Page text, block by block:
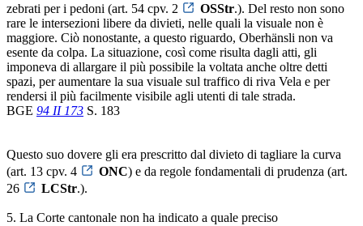
zebrati per i pedoni (art. 54 cpv. 2
OSStr.). Del resto non sono
rare le intersezioni libere da divieti, nelle quali la visuale non è
maggiore. Ciò nonostante, a questo riguardo, Oberhänsli non va
esente da colpa. La situazione, così come risulta dagli atti, gli
imponeva di allargare il più possibile la voltata anche oltre detti
spazi, per aumentare la sua visuale sul traffico di riva Vela e per
rendersi il più facilmente visibile agli utenti di tale strada.
BGE 94 II 173 S. 183
Questo suo dovere gli era prescritto dal divieto di tagliare la curva
(art. 13 cpv. 4
ONC) e da regole fondamentali di prudenza (art.
26
LCStr.).
5. La Corte cantonale non ha indicato a quale preciso